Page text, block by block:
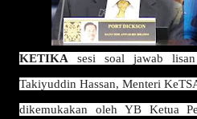
KETIKA sesi soal jawab
Takiyuddin Hassan, Menteri
dikemukakan oleh YB Ketua